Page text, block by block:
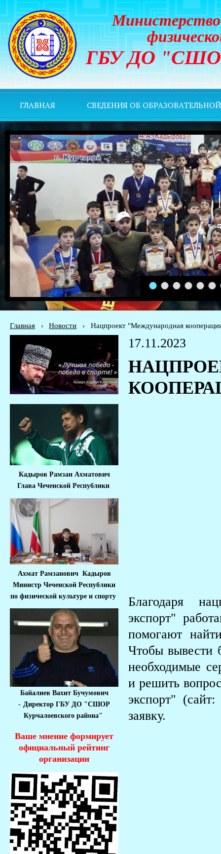
Министерство
ГБУ ДО "СШОР
ГЛАВНАЯ СВЕДЕНИЯ ОБ
1 2 3 4 5 6
Главная › Новости › Нацпроект "Международная
Кадыров Рамзан Ахматович
Глава Чеченской Республики
Ахмат Рамзанович Кадыров
Министр Чеченской Республики
по физической культуре и спорту
Байалиев Вахит Бучумович
- Директор ГБУ ДО "СШОР
Курчалоевского района"
Ваше мнение формирует
официальный рейтинг
организации
17.11.2023
Благодаря
экспорт"
помогают
Чтобы вывести
необходимые
и решить
экспорт" (сайт:
заявку.